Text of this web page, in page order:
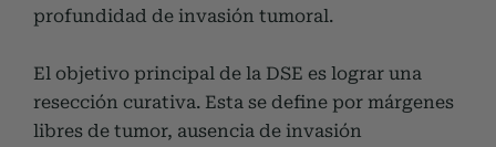
profundidad de invasión tumoral.
El objetivo principal de la DSE es lograr una
resección curativa. Esta se define por márgenes
libres de tumor, ausencia de invasión